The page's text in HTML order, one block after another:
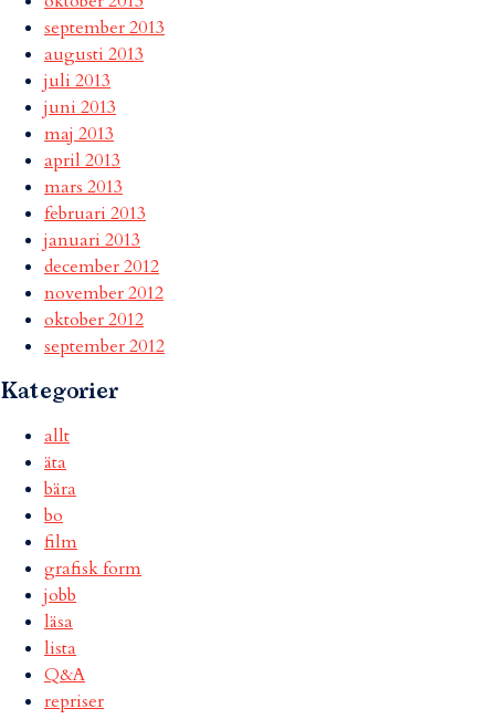
september 2013
augusti 2013
juli 2013
juni 2013
maj 2013
april 2013
mars 2013
februari 2013
januari 2013
december 2012
november 2012
oktober 2012
september 2012
Kategorier
allt
äta
bära
bo
film
grafisk form
jobb
läsa
lista
Q&A
repriser